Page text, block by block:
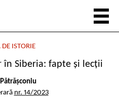
DE ISTORIE
Siberia: fapte și lecții
nr. 14/2023